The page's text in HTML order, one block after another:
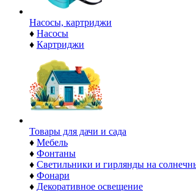
Насосы, картриджи
♦ Насосы
♦ Картриджи
Товары для дачи и сада
♦ Мебель
♦ Фонтаны
♦ Светильники и гирлянды на
♦ Фонари
♦ Декоративное освещение